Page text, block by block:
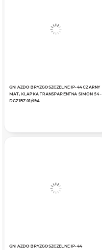
GNIAZDO BRYZGOSZCZELNE IP-44 CZARNY
MAT, KLAPKA TRANSPARENTNA SIMON 54 -
DGZ1BZ.01/49A
GNIAZDO BRYZGOSZCZELNE IP-44